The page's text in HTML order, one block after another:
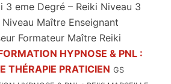
3 eme Degré – Reiki Niveau 3
Maître Enseignant
Formateur Maître Reiki
HYPNOSE & PNL :
THÉRAPIE PRATICIEN GS